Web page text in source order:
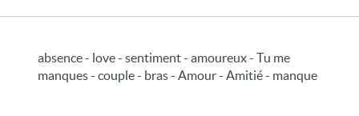
absence - love - sentiment - amoureux - Tu me
manques - couple - bras - Amour - Amitié - manque